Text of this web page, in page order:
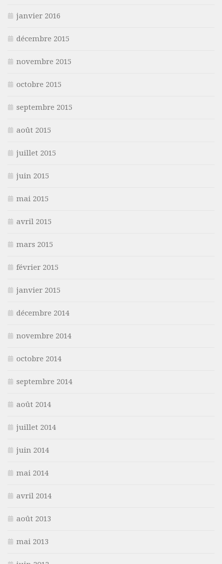
janvier 2016
décembre 2015
novembre 2015
octobre 2015
septembre 2015
août 2015
juillet 2015
juin 2015
mai 2015
avril 2015
mars 2015
février 2015
janvier 2015
décembre 2014
novembre 2014
octobre 2014
septembre 2014
août 2014
juillet 2014
juin 2014
mai 2014
avril 2014
août 2013
mai 2013